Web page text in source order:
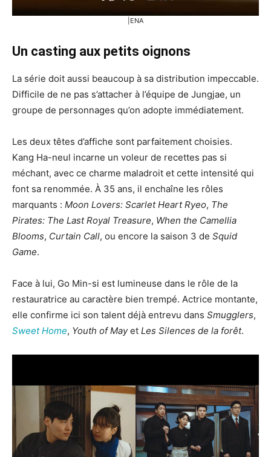
|ENA
Un casting aux petits oignons
La série doit aussi beaucoup à sa distribution impeccable.
Difficile de ne pas s’attacher à l’équipe de Jungjae, un
groupe de personnages qu’on adopte immédiatement.
Les deux têtes d’affiche sont parfaitement choisies.
Kang Ha-neul incarne un voleur de recettes pas si
méchant, avec ce charme maladroit et cette intensité qui
font sa renommée. À 35 ans, il enchaîne les rôles
marquants : Moon Lovers: Scarlet Heart Ryeo, The
Pirates: The Last Royal Treasure, When the Camellia
Blooms, Curtain Call, ou encore la saison 3 de Squid
Game.
Face à lui, Go Min-si est lumineuse dans le rôle de la
restauratrice au caractère bien trempé. Actrice montante,
elle confirme ici son talent déjà entrevu dans Smugglers,
Sweet Home, Youth of Mayet Les Silences de la forêt.